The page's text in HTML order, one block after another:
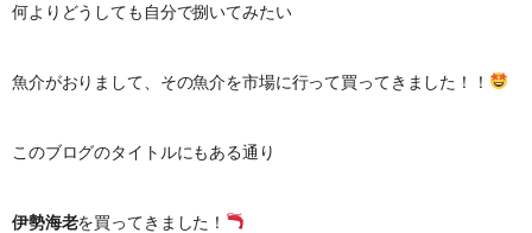
何よりどうしても自分で捌いてみたい
魚介がおりまして、その魚介を市場に行って買ってきました！！
このブログのタイトルにもある通り
伊勢海老を買ってきました！